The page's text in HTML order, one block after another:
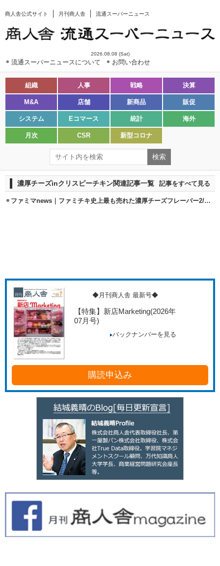
商人舎公式サイト 月刊商人舎 流通スーパーニュース
2026.08.08 (Sat)
流通スーパーニュースについて お問い合わせ
組織 人事 戦略 決算
M&A 店舗 新商品 販促
システム Eコマース 統計 海外
月次 CSR 新型コロナ
濃厚チーズinクリスピーチキン関連記事一覧 記事をすべて見る
ファミマnews｜ファミチキ史上最も売れた濃厚チーズフレーバー2/10復活
◆月刊商人舎 最新号◆
【特集】新店Marketing(2026年
07月号)
バックナンバーを見る
購読申込み